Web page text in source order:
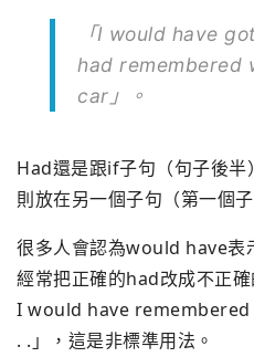
「I would have
had remembered
car」。
Had還是跟if子句（句子後
則放在另一個子句（第一個
很多人會認為would have表
經常把正確的had改成不正
I would have
. .」，這是非標準用法。